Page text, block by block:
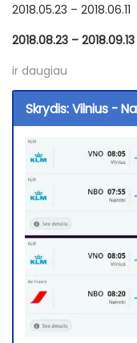
2018.05.23 – 2018.06.11
2018.08.23 –
ir daugiau
Skrydis: Vilnius -